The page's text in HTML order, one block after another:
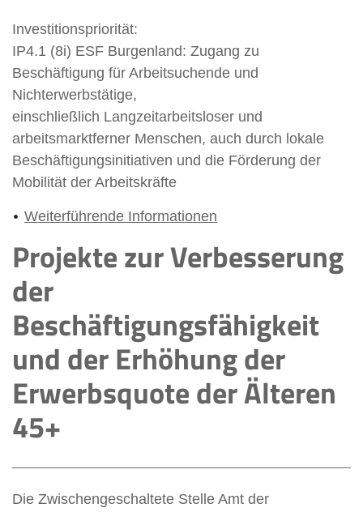
Investitionspriorität:
IP4.1 (8i) ESF Burgenland: Zugang zu
Beschäftigung für Arbeitsuchende und
Nichterwerbstätige,
einschließlich Langzeitarbeitsloser und
arbeitsmarktferner Menschen, auch durch lokale
Beschäftigungsinitiativen und die Förderung der
Mobilität der Arbeitskräfte
Weiterführende Informationen
Projekte zur Verbesserung
der
Beschäftigungsfähigkeit
und der Erhöhung der
Erwerbsquote der Älteren
45+
Die Zwischengeschaltete Stelle Amt der